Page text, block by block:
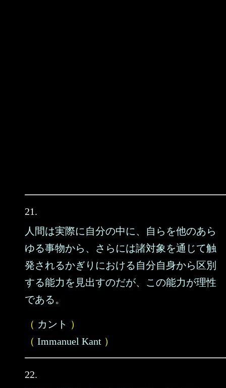
21.
人間は実際に自分の中に、自らを他のあら
ゆる事物から、さらには諸対象を通じて触
発されるかぎりにおける自分自身から区別
する能力を見出すのだが、この能力が理性
である。
（ カント ）
（ Immanuel Kant ）
22.